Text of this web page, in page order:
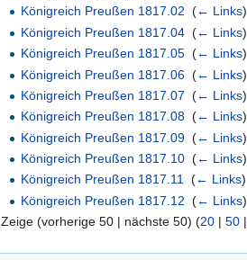
Königreich Preußen 1817.02 ‎(← Links)
Königreich Preußen 1817.04 ‎(← Links)
Königreich Preußen 1817.05 ‎(← Links)
Königreich Preußen 1817.06 ‎(← Links)
Königreich Preußen 1817.07 ‎(← Links)
Königreich Preußen 1817.08 ‎(← Links)
Königreich Preußen 1817.09 ‎(← Links)
Königreich Preußen 1817.10 ‎(← Links)
Königreich Preußen 1817.11 ‎(← Links)
Königreich Preußen 1817.12 ‎(← Links)
Zeige (vorherige 50 | nächste 50) (20 | 50 |